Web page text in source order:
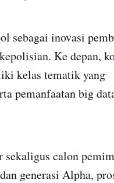
sebagai inovasi
Ke depan,
kelas tematik yang
pemanfaatan big
sekaligus calon
generasi Alpha,